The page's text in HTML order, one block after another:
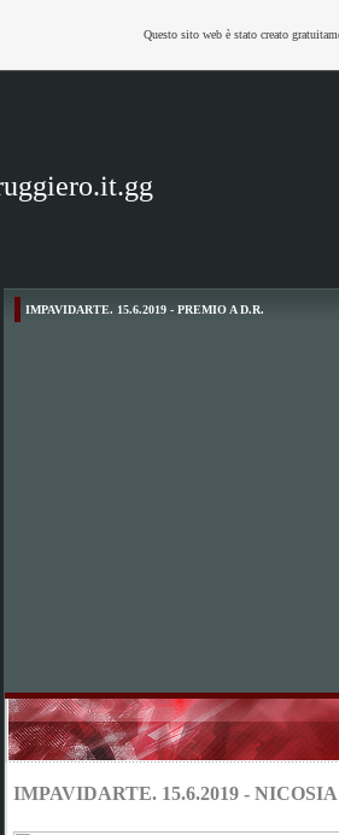
IMPAVIDARTE. 15.6.2019 - PREMIO A D.R.
IMPAVIDARTE. 15.6.2019 - NICOSIA
Questo sito web è stato creato